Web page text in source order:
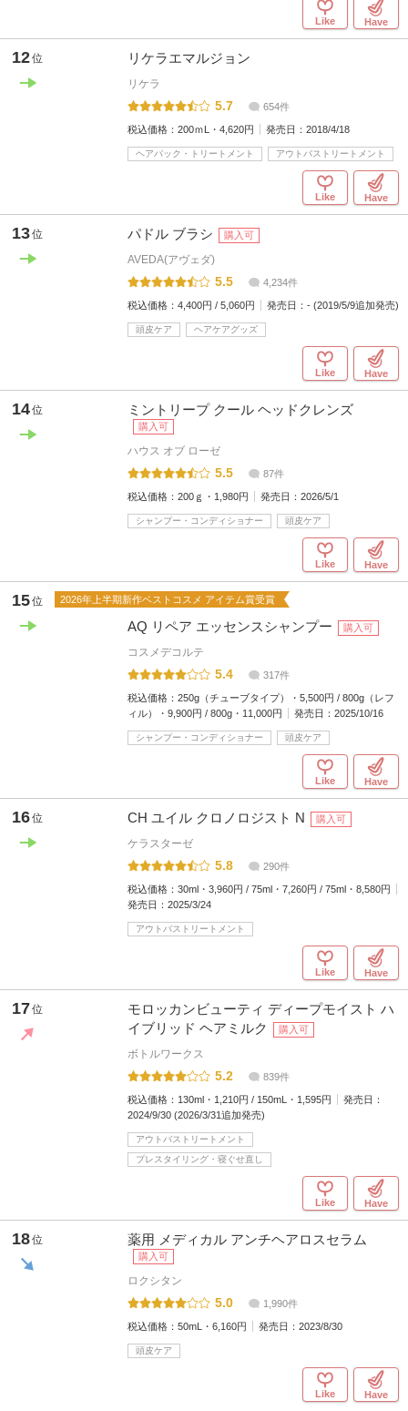
Like Have
12位 リケラエマルジョン
リケラ
5.7 654件
税込価格： 200ｍL・4,620円 発売日： 2018/4/18
ヘアパック・トリートメント アウトバストリートメント
Like Have
13位 パドル ブラシ 購入可
AVEDA(アヴェダ)
5.5 4,234件
税込価格： 4,400円 / 5,060円 発売日： - (2019/5/9追加発売)
頭皮ケア ヘアケアグッズ
Like Have
14位 ミントリープ クール ヘッドクレンズ
購入可
ハウス オブ ローゼ
5.5 87件
税込価格： 200ｇ・1,980円 発売日： 2026/5/1
シャンプー・コンディショナー 頭皮ケア
Like Have
15位 2026年上半期新作ベストコスメ アイテム賞受賞
AQ リペア エッセンスシャンプー 購入可
コスメデコルテ
5.4 317件
税込価格： 250g（チューブタイプ）・5,500円 / 800g（レフ
ィル）・9,900円 / 800g・11,000円
発売日： 2025/10/16
シャンプー・コンディショナー 頭皮ケア
Like Have
16位 CH ユイル クロノロジスト N 購入可
ケラスターゼ
5.8 290件
税込価格： 30ml・3,960円 / 75ml・7,260円 / 75ml・8,580円
発売日： 2025/3/24
アウトバストリートメント
Like Have
17位
モロッカンビューティ ディープモイスト ハ
イブリッド ヘアミルク
購入可
ボトルワークス
5.2 839件
税込価格： 130ml・1,210円 / 150mL・1,595円
発売日：
2024/9/30 (2026/3/31追加発売)
アウトバストリートメント
プレスタイリング・寝ぐせ直し
Like Have
18位 薬用 メディカル アンチヘアロスセラム
購入可
ロクシタン
5.0 1,990件
税込価格： 50mL・6,160円 発売日： 2023/8/30
頭皮ケア
Like Have